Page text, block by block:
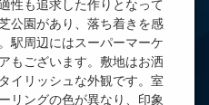
性も追求した作りとなって
公園があり、落ち着きを感
駅周辺にはスーパーマーケ
もございます。敷地はお洒
イリッシュな外観です。室
リングの色が異なり、印象